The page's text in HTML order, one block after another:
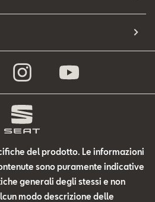
del prodotto. Le informazioni
sono puramente indicative
generali degli stessi e non
modo descrizione delle